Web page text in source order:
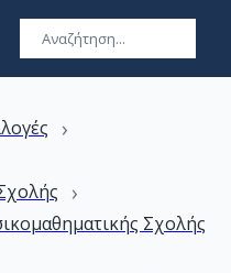
›
›
Σχολής